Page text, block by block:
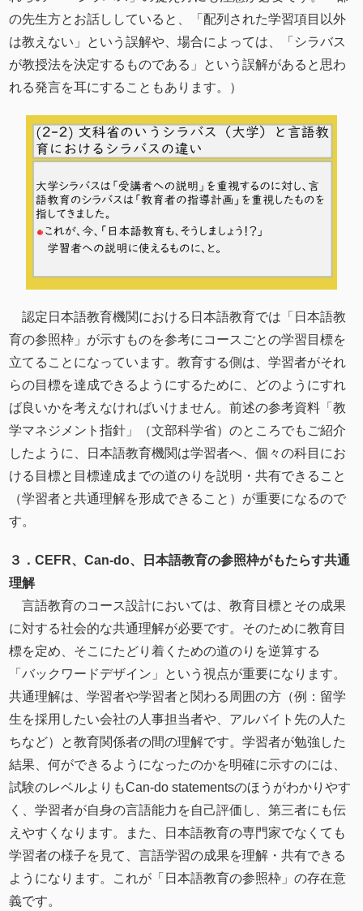
の先生方とお話ししていると、「配列された学習項目以外
は教えない」という誤解や、場合によっては、「シラバス
が教授法を決定するものである」という誤解があると思わ
れる発言を耳にすることもあります。）
認定日本語教育機関における日本語教育では「日本語教
育の参照枠」が示すものを参考にコースごとの学習目標を
立てることになっています。教育する側は、学習者がそれ
らの目標を達成できるようにするために、どのようにすれ
ば良いかを考えなければいけません。前述の参考資料「教
学マネジメント指針」（文部科学省）のところでもご紹介
したように、日本語教育機関は学習者へ、個々の科目にお
ける目標と目標達成までの道のりを説明・共有できること
（学習者と共通理解を形成できること）が重要になるので
す。
３．CEFR、Can-do、⽇本語教育の参照枠がもたらす共通
理解
言語教育のコース設計においては、教育目標とその成果
に対する社会的な共通理解が必要です。そのために教育⽬
標を定め、そこにたどり着くための道のりを逆算する
「バックワードデザイン」という視点が重要になります。
共通理解は、学習者や学習者と関わる周囲の方（例：留学
生を採用したい会社の人事担当者や、アルバイト先の人た
ちなど）と教育関係者の間の理解です。学習者が勉強した
結果、何ができるようになったのかを明確に示すのには、
試験のレベルよりもCan-do statementsのほうがわかりやす
く、学習者が自身の言語能力を自己評価し、第三者にも伝
えやすくなります。また、日本語教育の専門家でなくても
学習者の様子を見て、言語学習の成果を理解・共有できる
ようになります。これが「日本語教育の参照枠」の存在意
義です。